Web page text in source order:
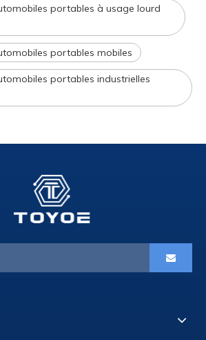
portables à usage lourd
portables mobiles
portables industrielles